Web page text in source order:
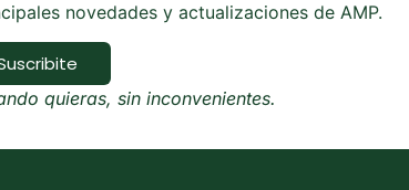
novedades y actualizaciones de AMP.
quieras, sin inconvenientes.